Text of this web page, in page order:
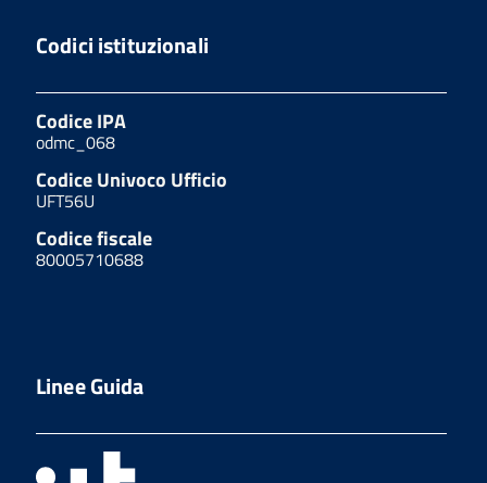
Codici istituzionali
Codice IPA
odmc_068
Codice Univoco Ufficio
UFT56U
Codice fiscale
80005710688
Linee Guida